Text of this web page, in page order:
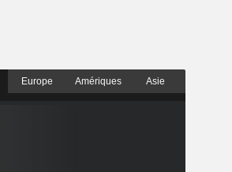
Europe Amériques Asie